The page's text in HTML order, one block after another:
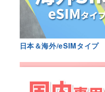
日本＆海外/eSIMタイプ